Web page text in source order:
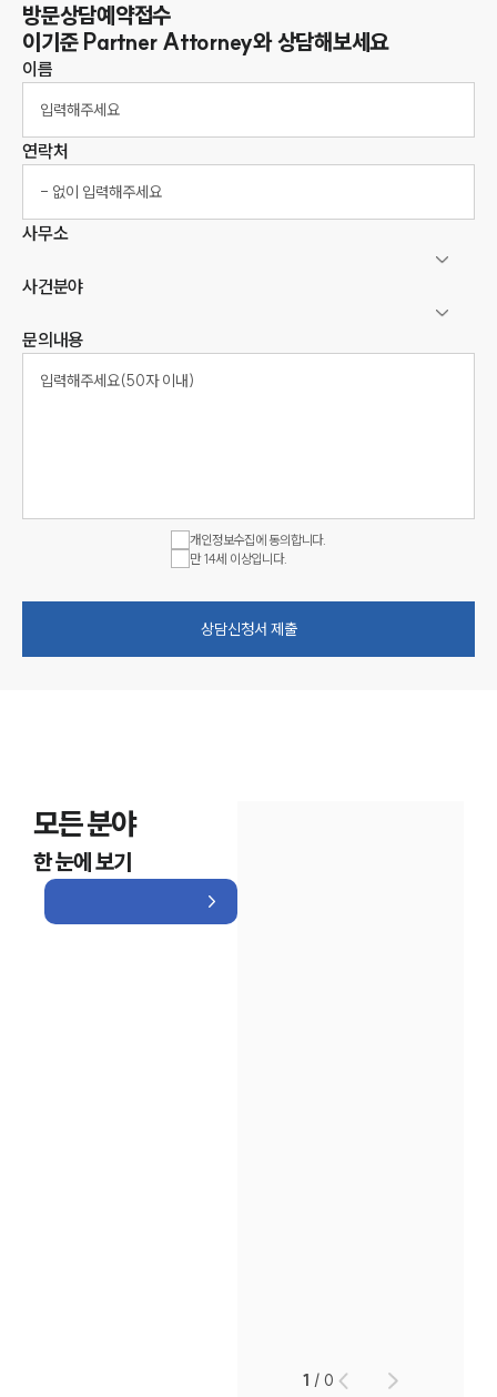
방문상담예약접수
이기준 Partner Attorney와 상담해보세요
이름
연락처
사무소
사건분야
문의내용
개인정보수집에 동의합니다.
만 14세 이상입니다.
상담신청서 제출
모든 분야
한 눈에 보기
1 /0